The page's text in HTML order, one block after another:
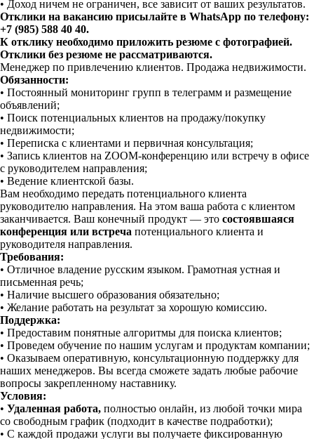
• Доход ничем не ограничен, все зависит от ваших результатов.
Отклики на вакансию присылайте в WhatsApp по телефону:
+7 (985) 588 40 40.
К отклику необходимо приложить резюме с фотографией.
Отклики без резюме не рассматриваются.
Менеджер по привлечению клиентов. Продажа недвижимости.
Обязанности:
• Постоянный мониторинг групп в телеграмм и размещение
объявлений;
• Поиск потенциальных клиентов на продажу/покупку
недвижимости;
• Переписка с клиентами и первичная консультация;
• Запись клиентов на ZOOM-конференцию или встречу в офисе
с руководителем направления;
• Ведение клиентской базы.
Вам необходимо передать потенциального клиента
руководителю направления. На этом ваша работа с клиентом
заканчивается.️ Ваш конечный продукт — это состоявшаяся
конференция или встреча потенциального клиента и
руководителя направления.
Требования:
• Отличное владение русским языком. Грамотная устная и
письменная речь;
• Наличие высшего образования обязательно;
• Желание работать на результат за хорошую комиссию.
Поддержка:
• Предоставим понятные алгоритмы для поиска клиентов;
• Проведем обучение по нашим услугам и продуктам компании;
• Оказываем оперативную, консультационную поддержку для
наших менеджеров. Вы всегда сможете задать любые рабочие
вопросы закрепленному наставнику.
Условия:
• Удаленная работа, полностью онлайн, из любой точки мира
со свободным график (подходит в качестве подработки);
• С каждой продажи услуги вы получаете фиксированную